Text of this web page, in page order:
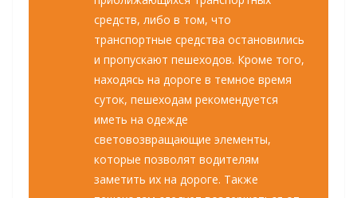
средств, либо в том, что
транспортные средства остановились
и пропускают пешеходов. Кроме того,
находясь на дороге в темное время
суток, пешеходам рекомендуется
иметь на одежде
световозвращающие элементы,
которые позволят водителям
заметить их на дороге. Также